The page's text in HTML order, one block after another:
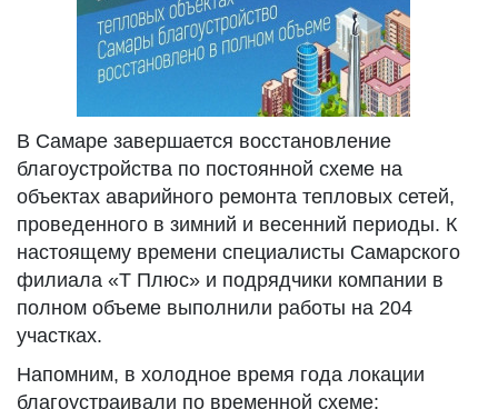
В Самаре завершается восстановление
благоустройства по постоянной схеме на
объектах аварийного ремонта тепловых сетей,
проведенного в зимний и весенний периоды. К
настоящему времени специалисты Самарского
филиала «Т Плюс» и подрядчики компании в
полном объеме выполнили работы на 204
участках.
Напомним, в холодное время года локации
благоустраивали по временной схеме: